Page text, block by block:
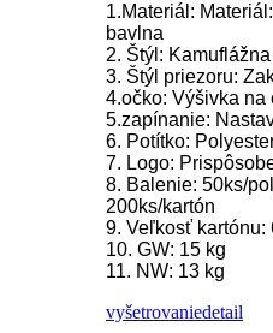
1.Materiál:
bavlna
2. Štýl:
3. Štýl priezoru:
4.očko: Výšivka na
5.zapínanie:
6. Potítko:
7. Logo:
8. Balenie: 50ks/
200ks/kartón
9. Veľkosť kartónu:
10. GW: 15 kg
11. NW: 13 kg
vyšetrovaniedetail